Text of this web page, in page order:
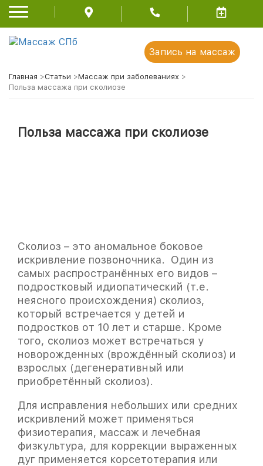
Запись на массаж
Главная >Статьи >Массаж при заболеваниях >
Польза массажа при сколиозе
Сколиоз – это аномальное боковое
искривление позвоночника. Один из
самых распространённых его видов –
подростковый идиопатический (т.е.
неясного происхождения) сколиоз,
который встречается у детей и
подростков от 10 лет и старше. Кроме
того, сколиоз может встречаться у
новорожденных (врождённый сколиоз) и
взрослых (дегенеративный или
приобретённый сколиоз).
Для исправления небольших или средних
искривлений может применяться
физиотерапия, массаж и лечебная
физкультура, для коррекции выраженных
дуг применяется корсетотерапия или